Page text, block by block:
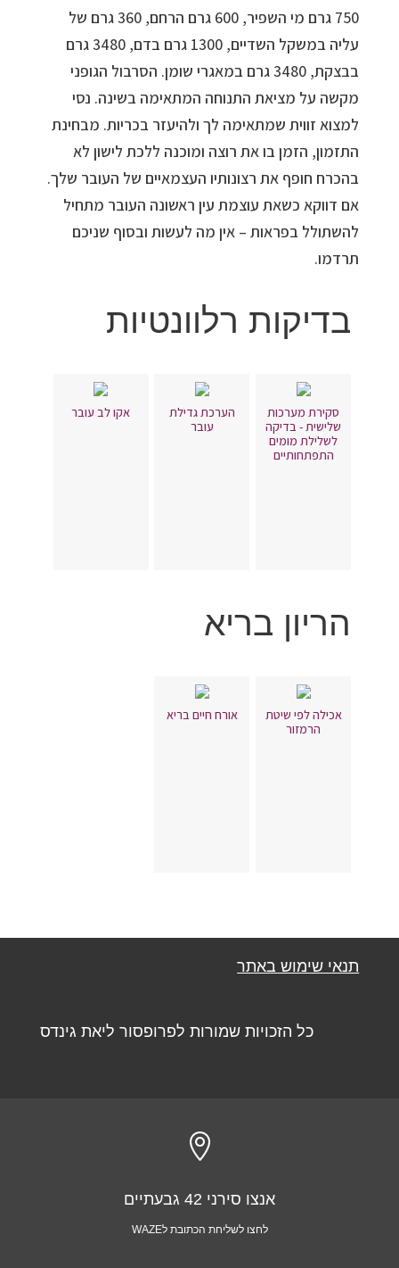
בדיקות רלוונטיות
סקירת מערכות
שלישית - בדיקה
לשלילת מומים
התפתחותיים
הערכת גדילת
עובר
אקו לב עובר
הריון בריא
אכילה לפי שיטת
הרמזור
אורח חיים בריא
750 גרם מי השפיר, 600 גרם הרחם, 360 גרם של
עליה במשקל השדיים, 1300 גרם בדם, 3480 גרם
בבצקת, 3480 גרם במאגרי שומן. הסרבול הגופני
מקשה על מציאת התנוחה המתאימה בשינה. נסי
למצוא זווית שמתאימה לך ולהיעזר בכריות. מבחינת
התזמון, הזמן בו את רוצה ומוכנה ללכת לישון לא
בהכרח חופף את רצונותיו העצמאיים של העובר שלך.
אם דווקא כשאת עוצמת עין ראשונה העובר מתחיל
להשתולל בפראות – אין מה לעשות ובסוף שניכם
תרדמו.
תנאי שימוש באתר
כל הזכויות שמורות לפרופסור ליאת גינדס

אנצו סירני 42 גבעתיים
לחצו לשליחת הכתובת לWAZE